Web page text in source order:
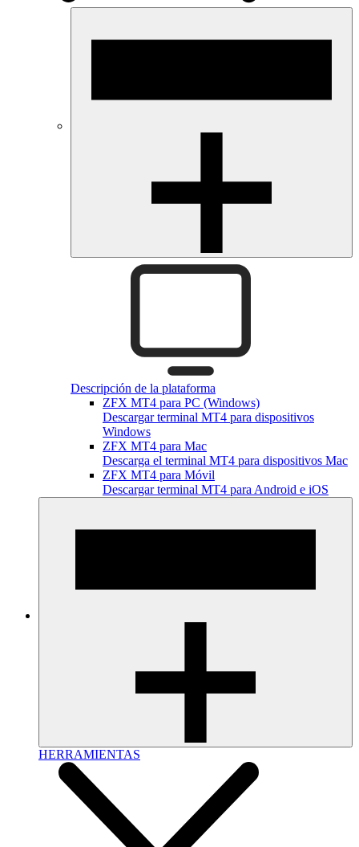
Descripción de la plataforma
ZFX MT4 para PC (Windows)
Descargar terminal MT4 para dispositivos
Windows
ZFX MT4 para Mac
Descarga el terminal MT4 para dispositivos Mac
ZFX MT4 para Móvil
Descargar terminal MT4 para Android e iOS
HERRAMIENTAS